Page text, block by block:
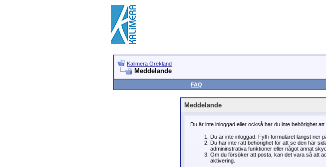
Kalimera Grekland
Meddelande
FAQ
Meddelande
Du är inte inloggad eller också har du inte behörighet
Du är inte inloggad. Fyll i formuläret längst ner
Du har inte rätt behörighet för att se den här
admininstrativa funktioner eller något annat
Om du försöker att posta, kan det vara så att
aktivering.